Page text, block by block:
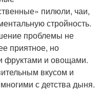
пилюли, чаи,
стройность.
проблемы не
приятное, но
фруктами и овощами.
вкусом и
с детства дыня.